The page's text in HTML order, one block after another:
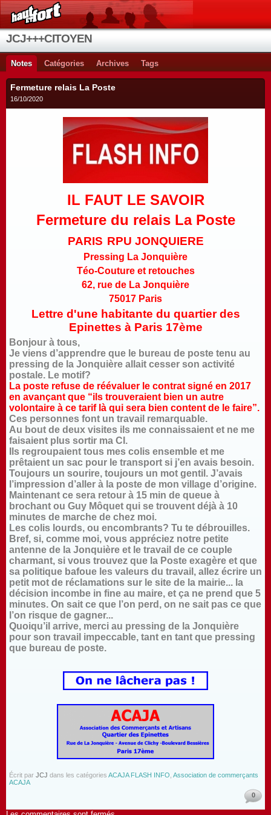
JCJ+++CITOYEN
Notes Catégories Archives Tags
Fermeture relais La Poste
16/10/2020
IL FAUT LE SAVOIR
Fermeture du relais La Poste
PARIS RPU JONQUIERE
Pressing La Jonquière
Téo-Couture et retouches
62, rue de La Jonquière
75017 Paris
Lettre d'une habitante du quartier des
Epinettes à Paris 17ème
Bonjour à tous,
Je viens d’apprendre que le bureau de poste tenu au
pressing de la Jonquière allait cesser son activité
postale. Le motif?
La poste refuse de réévaluer le contrat signé en 2017
en avançant que “ils trouveraient bien un autre
volontaire à ce tarif là qui sera bien content de le faire”.
Ces personnes font un travail remarquable.
Au bout de deux visites ils me connaissaient et ne me
faisaient plus sortir ma CI.
Ils regroupaient tous mes colis ensemble et me
prêtaient un sac pour le transport si j’en avais besoin.
Toujours un sourire, toujours un mot gentil. J’avais
l’impression d’aller à la poste de mon village d’origine.
Maintenant ce sera retour à 15 min de queue à
brochant ou Guy Môquet qui se trouvent déjà à 10
minutes de marche de chez moi.
Les colis lourds, ou encombrants? Tu te débrouilles.
Bref, si, comme moi, vous appréciez notre petite
antenne de la Jonquière et le travail de ce couple
charmant, si vous trouvez que la Poste exagère et que
sa politique bafoue les valeurs du travail, allez écrire un
petit mot de réclamations sur le site de la mairie... la
décision incombe in fine au maire, et ça ne prend que 5
minutes. On sait ce que l’on perd, on ne sait pas ce que
l’on risque de gagner...
Quoiqu’il arrive, merci au pressing de la Jonquière
pour son travail impeccable, tant en tant que pressing
que bureau de poste.
Écrit par JCJ dans les catégories ACAJA FLASH INFO Association de commerçants
ACAJA
0